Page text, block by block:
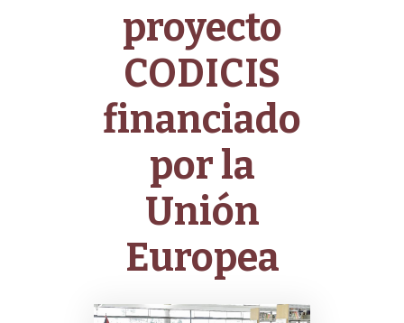
proyecto
CODICIS
financiado
por la
Unión
Europea